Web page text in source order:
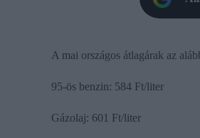
A mai országos átlagárak az
95-ös benzin: 584 Ft/liter
Gázolaj: 601 Ft/liter